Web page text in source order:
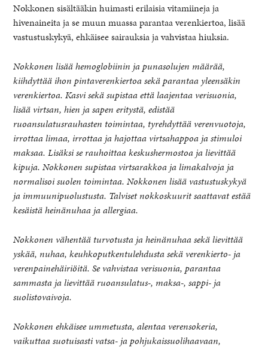
Nokkonen sisältääkin huimasti erilaisia vitamiineja ja
hivenaineita ja se muun muassa parantaa verenkiertoa, lisää
vastustuskykyä, ehkäisee sairauksia ja vahvistaa hiuksia.
Nokkonen lisää hemoglobiinin ja punasolujen määrää,
kiihdyttää ihon pintaverenkiertoa sekä parantaa yleensäkin
verenkiertoa. Kasvi sekä supistaa että laajentaa verisuonia,
lisää virtsan, hien ja sapen eritystä, edistää
ruoansulatusrauhasten toimintaa, tyrehdyttää verenvuotoja,
irrottaa limaa, irrottaa ja hajottaa virtsahappoa ja stimuloi
maksaa. Lisäksi se rauhoittaa keskushermostoa ja lievittää
kipuja. Nokkonen supistaa virtsarakkoa ja limakalvoja ja
normalisoi suolen toimintaa. Nokkonen lisää vastustuskykyä
ja immuunipuolustusta. Talviset nokkoskuurit saattavat estää
kesäistä heinänuhaa ja allergiaa.
Nokkonen vähentää turvotusta ja heinänuhaa sekä lievittää
yskää, nuhaa, keuhkoputkentulehdusta sekä verenkierto- ja
verenpainehäiriöitä. Se vahvistaa verisuonia, parantaa
sammasta ja lievittää ruoansulatus-, maksa-, sappi- ja
suolistovaivoja.
Nokkonen ehkäisee ummetusta, alentaa verensokeria,
vaikuttaa suotuisasti vatsa- ja pohjukaissuolihaavaan,